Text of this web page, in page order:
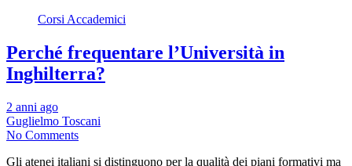
Corsi Accademici
Perché frequentare l’Università in
Inghilterra?
2 anni ago
Guglielmo Toscani
No Comments
Gli atenei italiani si distinguono per la qualità dei piani formativi ma